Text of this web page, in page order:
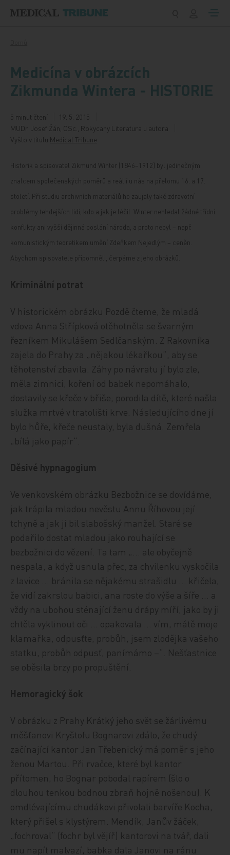
Medicína v obrázcích
Zikmunda Wintera - HISTORIE
5 minut čtení
19. 5. 2015
MUDr. Josef Žán, CSc., Rokycany Literatura u autora
Vyšlo v titulu Medical Tribune
Historik a spisovatel Zikmund Winter (1846–1912) byl jedinečným
znalcem společenských poměrů a reálií u nás na přelomu 16. a 17.
století. Při studiu archivních materiálů ho zaujaly také zdravotní
problémy tehdejších lidí, kdo a jak je léčil. Winter nehledal žádné třídní
konflikty ani vyšší dějinná poslání národa, a proto nebyl – např.
komunistickým teoretikem umění Zdeňkem Nejedlým – ceněn.
Abychom spisovatele připomněli, čerpáme z jeho obrázků.
Kriminální potrat
V historickém obrázku Pozdě čteme, že mladá
vdova Anna Střípková otěhotněla se švarným
řezníkem Mikulášem Sedlčanským. Z Rakovníka
zajela do Prahy za „nějakou lékařkou“, aby se
těhotenství zbavila. Záhy po návratu jí bylo zle,
měla zimnici, koření od babek nepomáhalo,
dostavily se křeče v břiše; porodila dítě, které našla
služka mrtvé v tratolišti krve. Následujícího dne jí
bylo hůře, křeče neustaly, byla dušná. Zemřela
„bílá jako papír“.
Děsivé hypnagogium
Ve venkovském obrázku Bezbožnice se dovídáme,
jak trápila mladou nevěstu Annu Říhovou její
tchyně a jak ji bil slabošský manžel. Staré se
podařilo dostat mladou jako rouhající se
bezbožnici do vězení. Ta tam „… ale obyčejně
nespala, a když usnula přec, za chvilenku vyskočila
z lavice … bránila se nějakému strašidlu … křičela,
že vidí zakrslou babici, ana roste do výše a šíře … a
vždy na ubohou sténající ženu drápy míří, jako by ji
chtěla vyklinout oči … opakovala … vím, mátě moje
klamařka, odpusťte, probůh, jsem zlodějka vašeho
statku, probůh odpusť, panímámo –“. Nešťastnice
se oběsila brzy po propuštění.
Hemoragický šok
V obrázku z Prahy Krátký jeho svět se žárlivému
měšťanovi Kryštofu Bognarovi zdálo, že chudý
začínající kantor Jan Třebenický má poměr s jeho
ženou Martou. Při rvačce, které byl kantor
přítomen, ho Bognar pobodal rapírem (šlo o
dlouhou tenkou bodnou zbraň hojně nošenou). K
omdlévajícímu chudákovi přivolali barvíře Kocha,
který přišel s klystýrem. Mendík, Janův žáček,
„fochroval“ (fochr byl vějíř) kantorovi na tvář, dali
mu napít malvazí, babka dala Janovi na ránu